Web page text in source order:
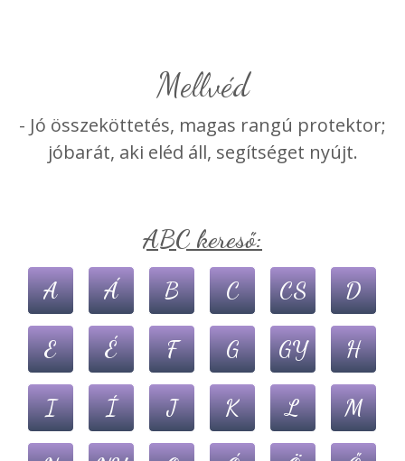
mellvéd
- Jó összeköttetés, magas rangú protektor;
jóbarát, aki eléd áll, segítséget nyújt.
ABC kereső:
A Á B C CS D
E É F G GY H
I Í J K L M